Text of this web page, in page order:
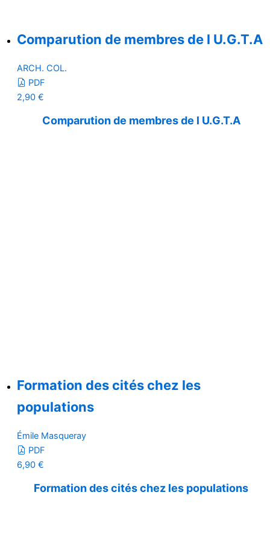
Comparution de membres de l U.G.T.A
ARCH. COL.
PDF
2,90 €
Comparution de membres de l U.G.T.A
Formation des cités chez les
populations
Émile Masqueray
PDF
6,90 €
Formation des cités chez les populations